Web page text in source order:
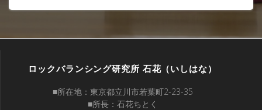
ロックバランシング研究所 石花（いしはな）
■所在地：東京都立川市若葉町2-23-35
■所長：石花ちとく